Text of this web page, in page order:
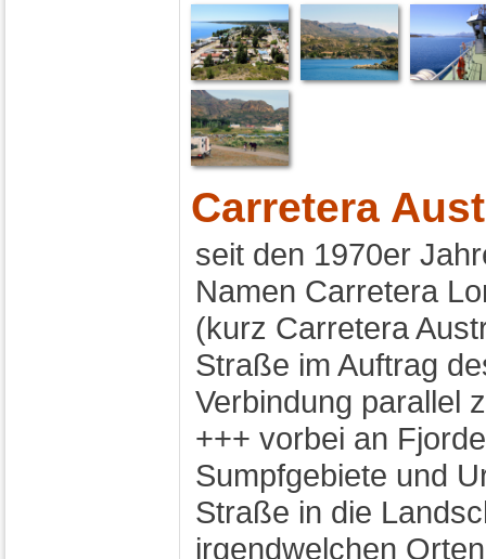
Carretera
seit den 1970er
Namen Carretera
(kurz Carretera
Straße im Auftrag
Verbindung parallel
+++ vorbei an
Sumpfgebiete und
Straße in die
irgendwelchen